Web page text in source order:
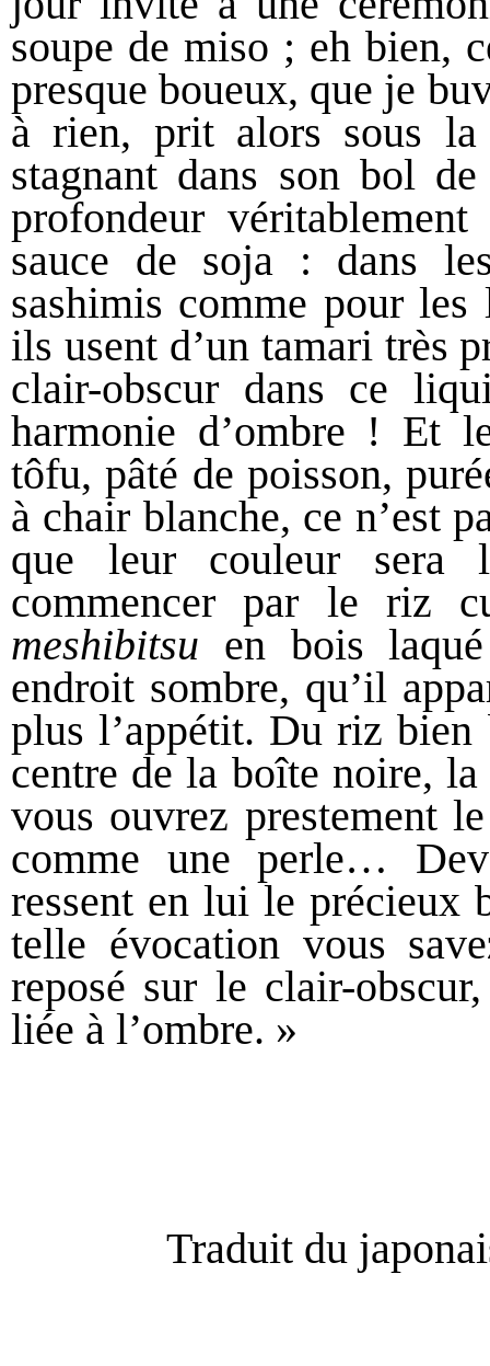
soupe de miso ; eh bien,
presque boueux, que je
à rien, prit alors sous
stagnant dans son bol
profondeur
sauce de soja : dans
sashimis comme pour les
ils usent d’un tamari très
clair-obscur dans ce
harmonie d’ombre ! Et
tôfu, pâté de poisson,
à chair blanche, ce n’est
que leur couleur
commencer par le riz
meshibitsu en bois
endroit sombre, qu’il
plus l’appétit. Du riz bien
centre de la boîte noire,
vous ouvrez prestement
comme une perle…
ressent en lui le précieux
telle évocation vous
reposé sur le clair-
liée à l’ombre. »
Traduit du